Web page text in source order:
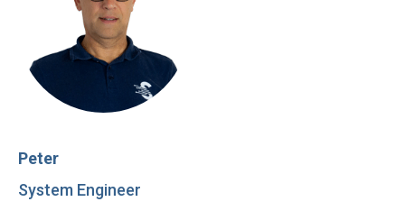
Peter
System Engineer